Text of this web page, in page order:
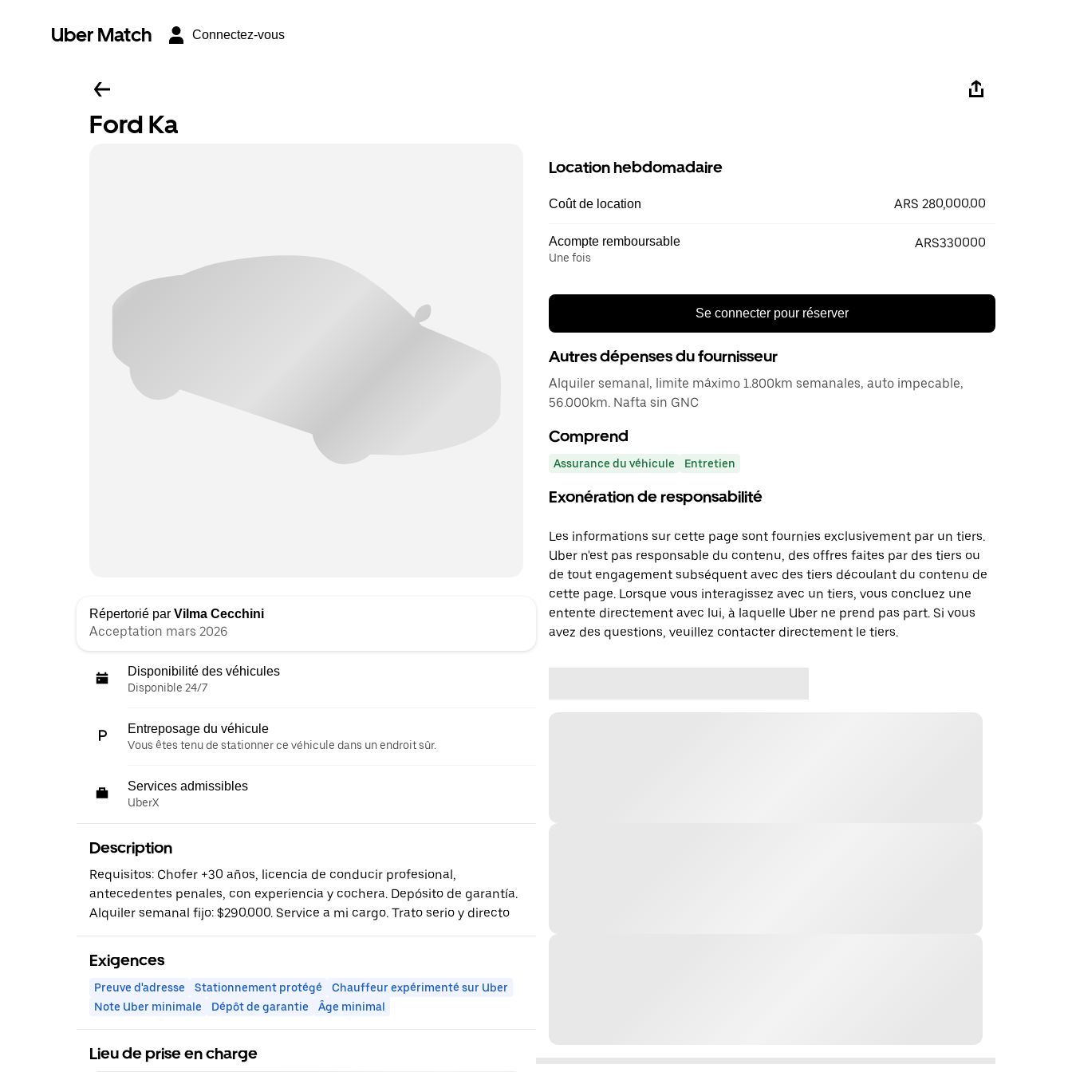
Uber Match Connectez-vous
Ford Ka
Répertorié par Vilma Cecchini
Acceptation mars 2026
Disponibilité des véhicules
Disponible 24/7
Entreposage du véhicule
Vous êtes tenu de stationner ce véhicule dans un endroit sûr.
Services admissibles
UberX
Description
Requisitos: Chofer +30 años, licencia de conducir profesional,
antecedentes penales, con experiencia y cochera. Depósito de garantía.
Alquiler semanal fijo: $290.000. Service a mi cargo. Trato serio y directo
Exigences
Preuve d'adresse Stationnement protégé
Chauffeur expérimenté sur Uber
Note Uber minimale
Dépôt de garantie Âge minimal
Lieu de prise en charge
Location hebdomadaire
Coût de location ARS 280,000.00
Acompte remboursable
Une fois
ARS330000
Se connecter pour réserver
Autres dépenses du fournisseur
Alquiler semanal, limite máximo 1.800km semanales, auto impecable,
56.000km. Nafta sin GNC
Comprend
Assurance du véhicule Entretien
Exonération de responsabilité
Les informations sur cette page sont fournies exclusivement par un tiers.
Uber n'est pas responsable du contenu, des offres faites par des tiers ou
de tout engagement subséquent avec des tiers découlant du contenu de
cette page. Lorsque vous interagissez avec un tiers, vous concluez une
entente directement avec lui, à laquelle Uber ne prend pas part. Si vous
avez des questions, veuillez contacter directement le tiers.